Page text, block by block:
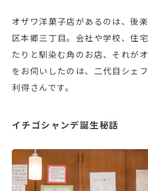
オザワ洋菓子店があるのは、後
区本郷三丁目。会社や学校、住
たりと馴染む角のお店、それが
をお伺いしたのは、二代目シェ
利得さんです。
イチゴシャンデ誕生秘話